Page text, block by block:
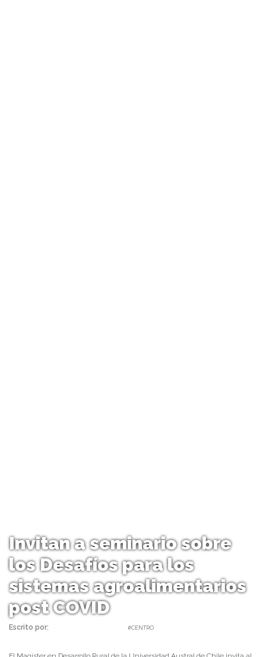
Invitan a seminario sobre
los Desafíos para los
sistemas agroalimentarios
post COVID
Escrito por: #CENTRO